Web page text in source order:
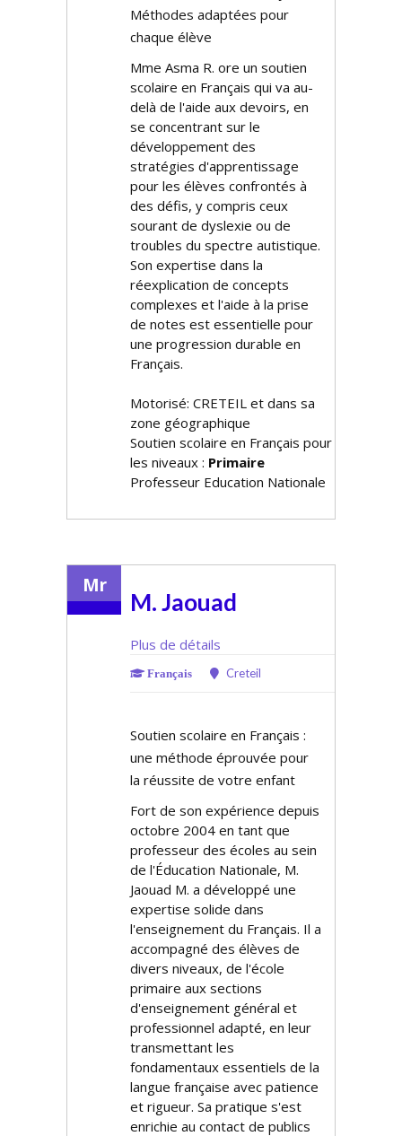
Méthodes adaptées pour
chaque élève
Mme Asma R. offre un soutien
scolaire en Français qui va au-
delà de l'aide aux devoirs, en
se concentrant sur le
développement des
stratégies d'apprentissage
pour les élèves confrontés à
des défis, y compris ceux
souffrant de dyslexie ou de
troubles du spectre autistique.
Son expertise dans la
réexplication de concepts
complexes et l'aide à la prise
de notes est essentielle pour
une progression durable en
Français.
Motorisé: CRETEIL et dans sa
zone géographique
Soutien scolaire en Français pour
les niveaux : Primaire
Professeur Education Nationale
Mr
M. Jaouad
Plus de détails
Français Creteil
Soutien scolaire en Français :
une méthode éprouvée pour
la réussite de votre enfant
Fort de son expérience depuis
octobre 2004 en tant que
professeur des écoles au sein
de l'Éducation Nationale, M.
Jaouad M. a développé une
expertise solide dans
l'enseignement du Français. Il a
accompagné des élèves de
divers niveaux, de l'école
primaire aux sections
d'enseignement général et
professionnel adapté, en leur
transmettant les
fondamentaux essentiels de la
langue française avec patience
et rigueur. Sa pratique s'est
enrichie au contact de publics